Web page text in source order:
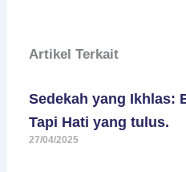
Artikel Terkait
Sedekah yang Ikhlas:
Tapi Hati yang tulus.
27/04/2025